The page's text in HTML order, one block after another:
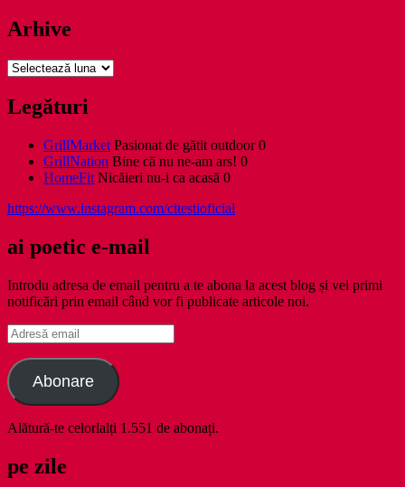
Arhive
Arhive
Legături
GrillMarket Pasionat de gătit outdoor 0
GrillNation Bine că nu ne-am ars! 0
HomeFit Nicăieri nu-i ca acasă 0
https://www.instagram.com/citestioficial
ai poetic e-mail
Introdu adresa de email pentru a te abona la acest blog și vei primi
notificări prin email când vor fi publicate articole noi.
Adresă
email
Abonare
Alătură-te celorlalți 1.551 de abonați.
pe zile